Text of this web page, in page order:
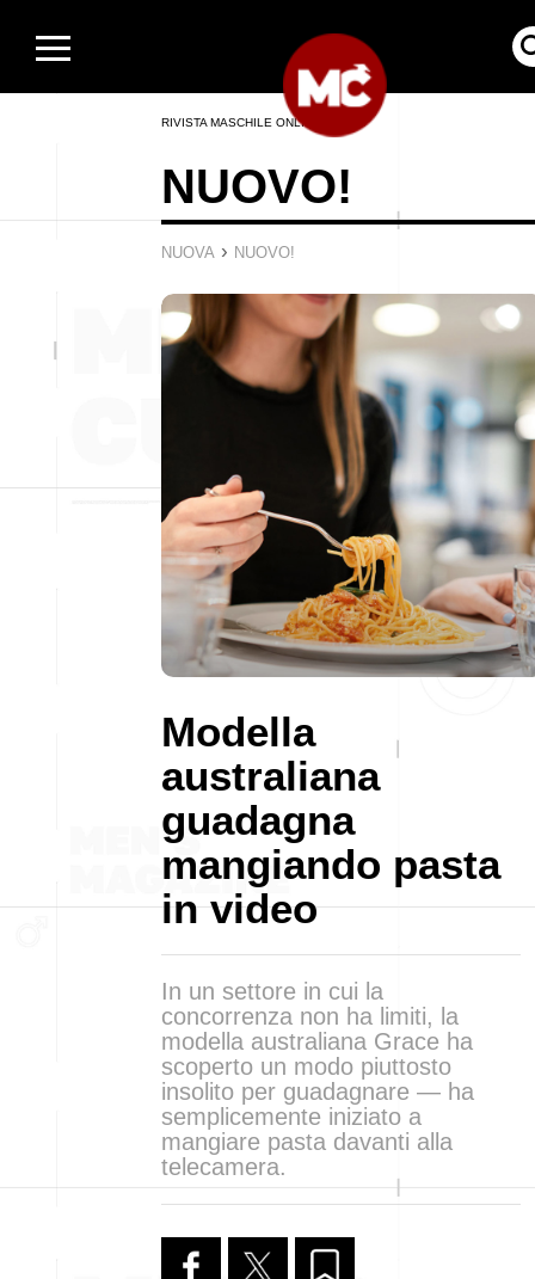
RIVISTA MASCHILE ONLINE
NUOVO!
NUOVA › NUOVO!
Modella
australiana
guadagna
mangiando pasta
in video
In un settore in cui la
concorrenza non ha limiti, la
modella australiana Grace ha
scoperto un modo piuttosto
insolito per guadagnare — ha
semplicemente iniziato a
mangiare pasta davanti alla
telecamera.